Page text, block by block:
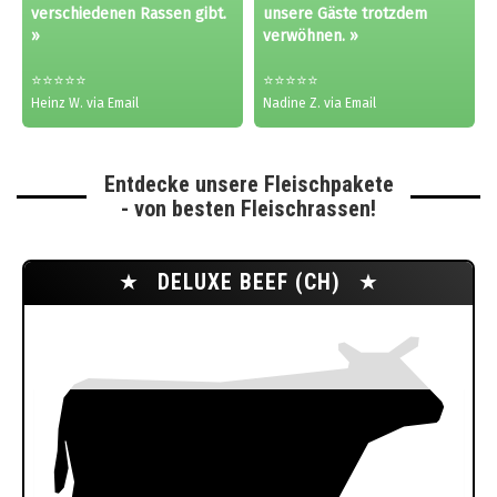
verschiedenen Rassen gibt.
»
⭐⭐⭐⭐⭐
Heinz W. via Email
unsere Gäste trotzdem
verwöhnen. »
⭐⭐⭐⭐⭐
Nadine Z. via Email
Entdecke unsere Fleischpakete
- von besten Fleischrassen!
★ DELUXE BEEF (CH) ★